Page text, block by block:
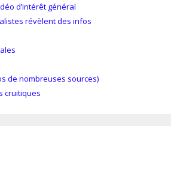
d’intérêt général
révèlent des infos
de nombreuses sources)
cruitiques